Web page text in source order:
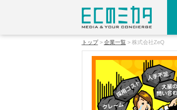
トップ 企業一覧 株式会社ZeQ